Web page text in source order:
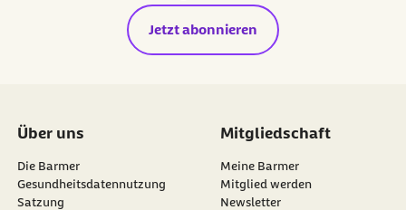
Jetzt abonnieren
Über uns
Die Barmer
Gesundheitsdatennutzung
Satzung
Mitgliedschaft
Meine Barmer
Mitglied werden
Newsletter